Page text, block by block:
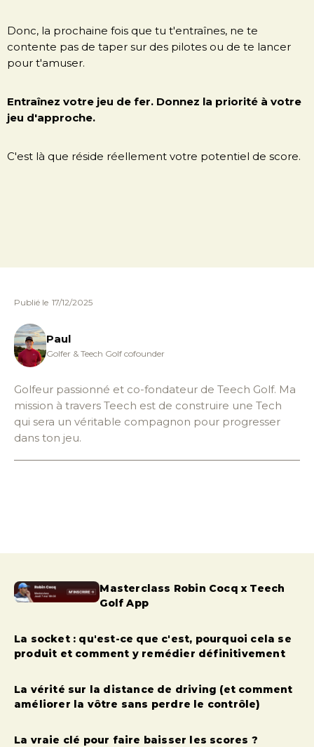
Donc, la prochaine fois que tu t'entraînes, ne te
contente pas de taper sur des pilotes ou de te lancer
pour t'amuser.
Entraînez votre jeu de fer. Donnez la priorité à votre
jeu d'approche.
C'est là que réside réellement votre potentiel de score.
Publié le 17/12/2025
Paul
Golfer & Teech Golf cofounder
Golfeur passionné et co-fondateur de Teech Golf. Ma
mission à travers Teech est de construire une Tech
qui sera un véritable compagnon pour progresser
dans ton jeu.
Masterclass Robin Cocq x Teech
Golf App
La socket : qu'est-ce que c'est, pourquoi cela se
produit et comment y remédier définitivement
La vérité sur la distance de driving (et comment
améliorer la vôtre sans perdre le contrôle)
La vraie clé pour faire baisser les scores ?